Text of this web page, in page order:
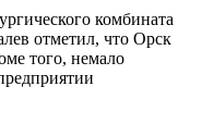
комбината
отметил, что Орск
того, немало